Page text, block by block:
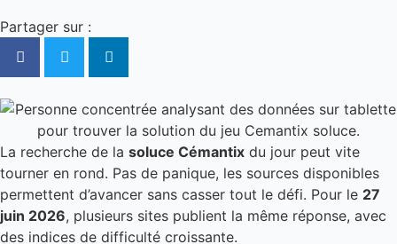
Partager sur :
La recherche de la soluce Cémantix du jour peut vite
tourner en rond. Pas de panique, les sources disponibles
permettent d’avancer sans casser tout le défi. Pour le 27
juin 2026, plusieurs sites publient la même réponse, avec
des indices de difficulté croissante.